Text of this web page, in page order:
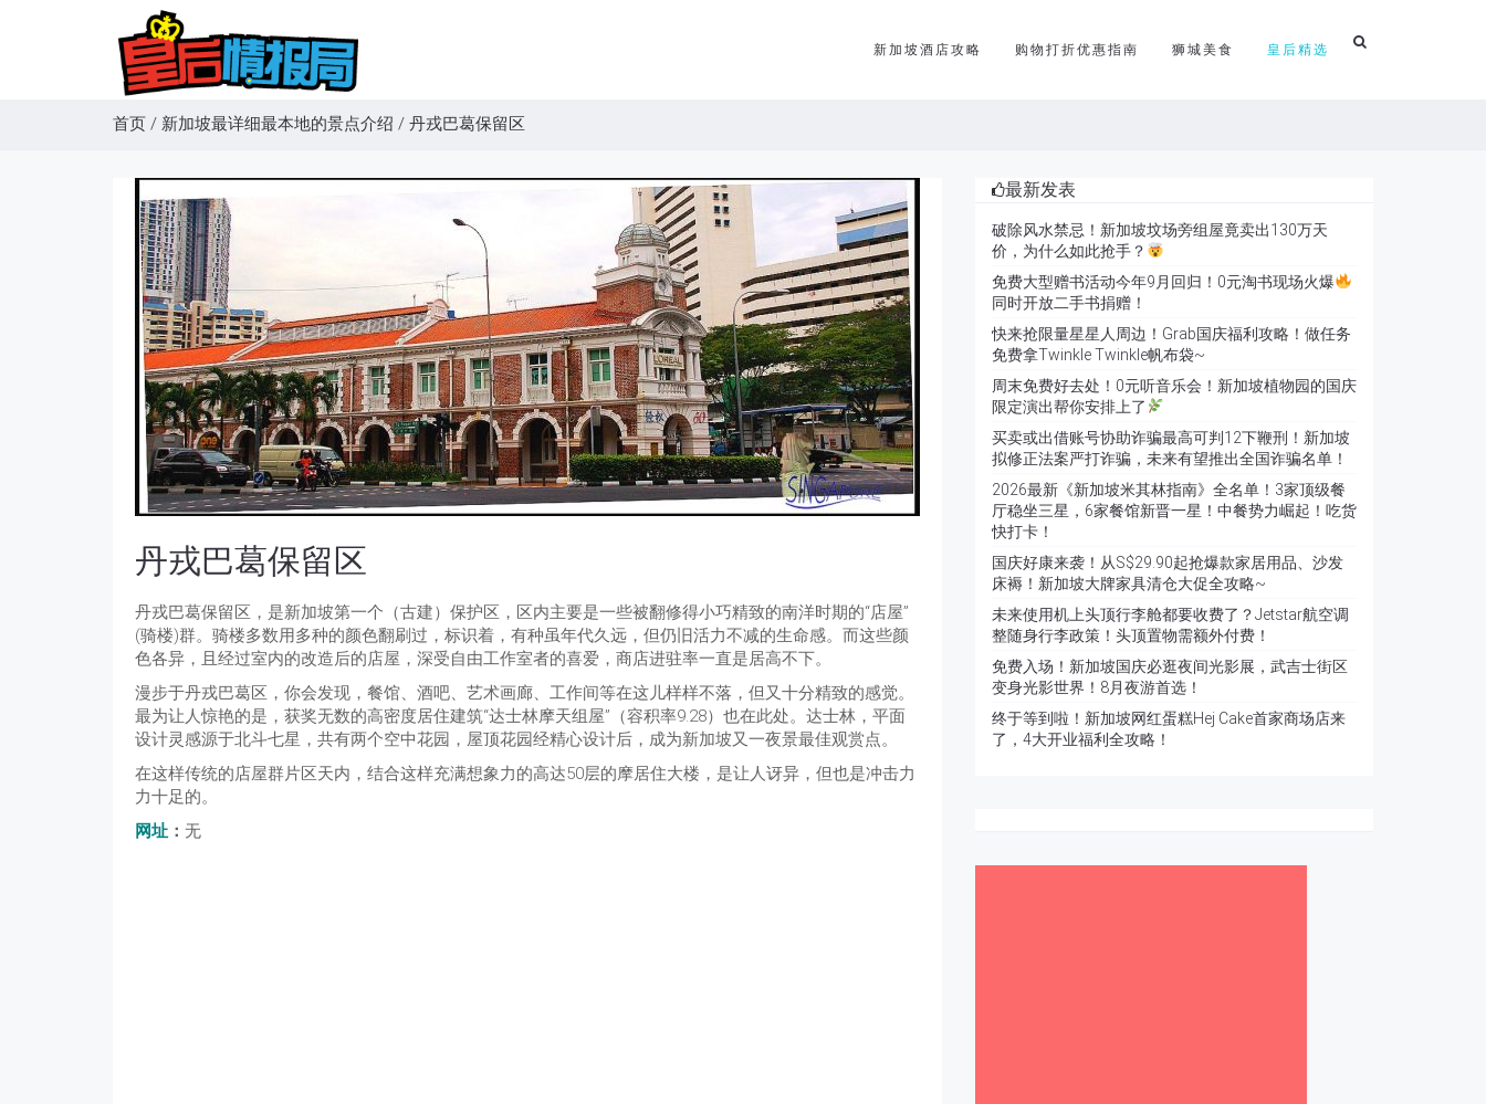
新加坡酒店攻略 购物打折优惠指南 狮城美食 皇后精选
首页 / 新加坡最详细最本地的景点介绍 / 丹戎巴葛保留区
丹戎巴葛保留区
丹戎巴葛保留区，是新加坡第一个（古建）保护区，区内主要是一些被翻修得小巧精致的南洋时期的“店屋”
(骑楼)群。骑楼多数用多种的颜色翻刷过，标识着，有种虽年代久远，但仍旧活力不减的生命感。而这些颜
色各异，且经过室内的改造后的店屋，深受自由工作室者的喜爱，商店进驻率一直是居高不下。
漫步于丹戎巴葛区，你会发现，餐馆、酒吧、艺术画廊、工作间等在这儿样样不落，但又十分精致的感觉。
最为让人惊艳的是，获奖无数的高密度居住建筑“达士林摩天组屋”（容积率9.28）也在此处。达士林，平面
设计灵感源于北斗七星，共有两个空中花园，屋顶花园经精心设计后，成为新加坡又一夜景最佳观赏点。
在这样传统的店屋群片区天内，结合这样充满想象力的高达50层的摩居住大楼，是让人讶异，但也是冲击力
力十足的。
网址 ： 无
最新发表
破除风水禁忌！新加坡坟场旁组屋竟卖出130万天
价，为什么如此抢手？
免费大型赠书活动今年9月回归！0元淘书现场火爆
同时开放二手书捐赠！
快来抢限量星星人周边！Grab国庆福利攻略！做任务
免费拿Twinkle Twinkle帆布袋~
周末免费好去处！0元听音乐会！新加坡植物园的国庆
限定演出帮你安排上了
买卖或出借账号协助诈骗最高可判12下鞭刑！新加坡
拟修正法案严打诈骗，未来有望推出全国诈骗名单！
2026最新《新加坡米其林指南》全名单！3家顶级餐
厅稳坐三星，6家餐馆新晋一星！中餐势力崛起！吃货
快打卡！
国庆好康来袭！从S$29.90起抢爆款家居用品、沙发
床褥！新加坡大牌家具清仓大促全攻略~
未来使用机上头顶行李舱都要收费了？Jetstar航空调
整随身行李政策！头顶置物需额外付费！
免费入场！新加坡国庆必逛夜间光影展，武吉士街区
变身光影世界！8月夜游首选！
终于等到啦！新加坡网红蛋糕Hej Cake首家商场店来
了，4大开业福利全攻略！